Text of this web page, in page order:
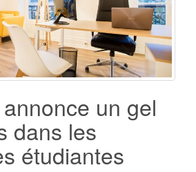
a
t
i
un gel
dans les
étudiantes